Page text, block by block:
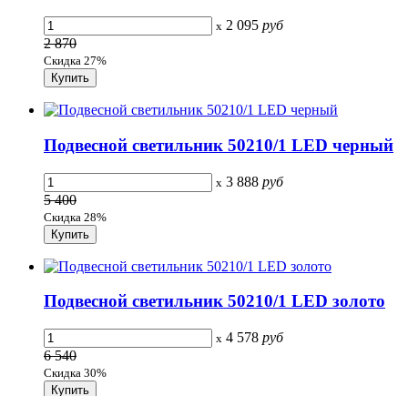
x 2 095 руб
2 870
Скидка 27%
Подвесной светильник 50210/1 LED черный
x 3 888 руб
5 400
Скидка 28%
Подвесной светильник 50210/1 LED золото
x 4 578 руб
6 540
Скидка 30%